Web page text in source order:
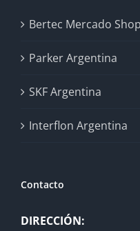
Bertec Mercado Shop
Parker Argentina
SKF Argentina
Interflon Argentina
Contacto
DIRECCIÓN: